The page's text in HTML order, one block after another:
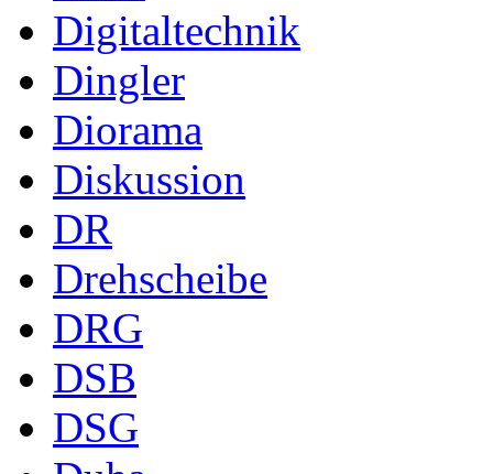
Digitaltechnik
Dingler
Diorama
Diskussion
DR
Drehscheibe
DRG
DSB
DSG